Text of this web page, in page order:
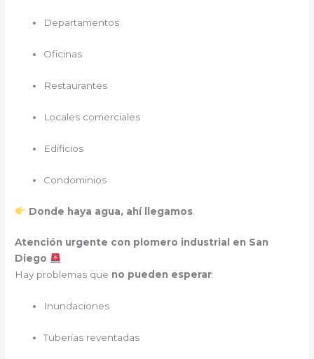
Departamentos
Oficinas
Restaurantes
Locales comerciales
Edificios
Condominios
Donde haya agua, ahí llegamos.
Atención urgente con plomero industrial en San
Diego
Hay problemas que no pueden esperar:
Inundaciones
Tuberías reventadas